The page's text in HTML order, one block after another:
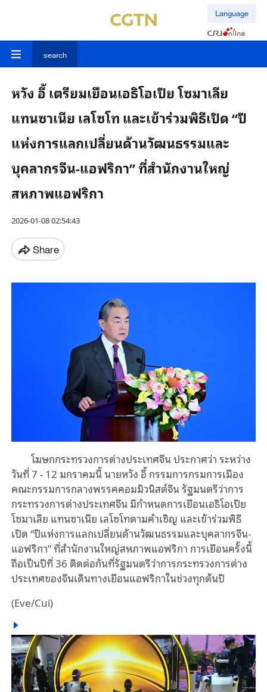
Language
search
หวัง อี้ เตรียมเยือนเอธิโอเปีย โซมาเลีย
แทนซาเนีย เลโซโท และเข้าร่วมพิธีเปิด “ปี
แห่งการแลกเปลี่ยนด้านวัฒนธรรมและ
บุคลากรจีน-แอฟริกา” ที่สำนักงานใหญ่
สหภาพแอฟริกา
2026-01-08 02:54:43
Share
โฆษกกระทรวงการต่างประเทศจีน ประกาศว่า ระหว่าง
วันที่ 7 - 12 มกราคมนี้ นายหวัง อี้ กรรมการกรมการเมือง
คณะกรรมการกลางพรรคคอมมิวนิสต์จีน รัฐมนตรีว่าการ
กระทรวงการต่างประเทศจีน มีกำหนดการเยือนเอธิโอเปีย
โซมาเลีย แทนซาเนีย เลโซโทตามคำเชิญ และเข้าร่วมพิธี
เปิด “ปีแห่งการแลกเปลี่ยนด้านวัฒนธรรมและบุคลากรจีน-
แอฟริกา” ที่สำนักงานใหญ่สหภาพแอฟริกา การเยือนครั้งนี้
ถือเป็นปีที่ 36 ติดต่อกันที่รัฐมนตรีว่าการกระทรวงการต่าง
ประเทศของจีนเดินทางเยือนแอฟริกาในช่วงทุกต้นปี
(Eve/Cui)